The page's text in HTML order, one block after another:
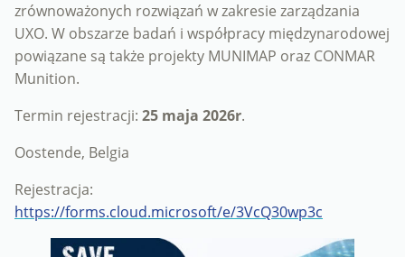
zrównoważonych rozwiązań w zakresie zarządzania
UXO. W obszarze badań i współpracy międzynarodowej
powiązane są także projekty MUNIMAP oraz CONMAR
Munition.
Termin rejestracji: 25 maja 2026r.
Oostende, Belgia
Rejestracja:
https://forms.cloud.microsoft/e/3VcQ30wp3c